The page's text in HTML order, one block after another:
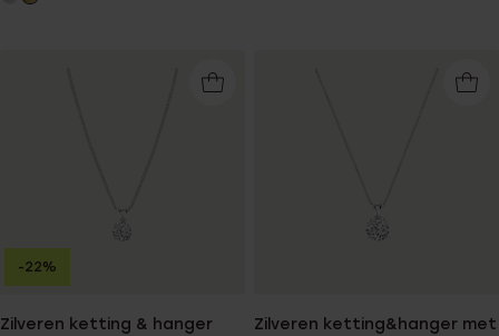
Zilveren ketting & hanger
-22%
Zilveren ketting&hanger met